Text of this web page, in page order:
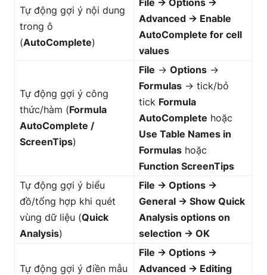
Tự động gợi ý nội dung
trong ô
(AutoComplete)
File → Options →
Advanced → Enable
AutoComplete for cell
values
Tự động gợi ý công
thức/hàm (Formula
AutoComplete /
ScreenTips)
File → Options →
Formulas → tick/bỏ
tick Formula
AutoComplete hoặc
Use Table Names in
Formulas hoặc
Function ScreenTips
Tự động gợi ý biểu
đồ/tổng hợp khi quét
vùng dữ liệu (Quick
Analysis)
File → Options →
General → Show Quick
Analysis options on
selection → OK
Tự động gợi ý điền mẫu
File → Options →
Advanced → Editing